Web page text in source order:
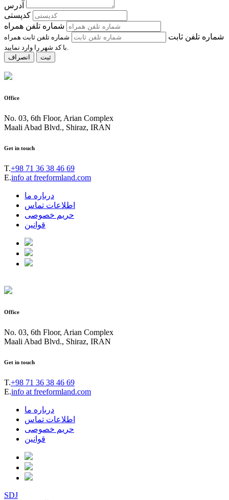
آدرس
کدپستی
شماره تلفن همراه
شماره تلفن ثابت
شماره تلفن ثابت همراه
انصراف
ثبت
Office
No. 03, 6th Floor, Arian Complex
Maali Abad Blvd., Shiraz, IRAN
Get in touch
T.+98 71 36 38 46 69
E.info at freeformland.com
درباره ما
اطلاعات تماس
حریم خصوصی
قوانین
Office
No. 03, 6th Floor, Arian Complex
Maali Abad Blvd., Shiraz, IRAN
Get in touch
T.+98 71 36 38 46 69
E.info at freeformland.com
درباره ما
اطلاعات تماس
حریم خصوصی
قوانین
SDJ